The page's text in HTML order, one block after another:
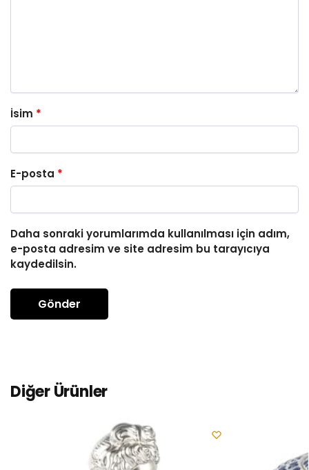
İsim *
E-posta *
Daha sonraki yorumlarımda kullanılması için adım,
e-posta adresim ve site adresim bu tarayıcıya
kaydedilsin.
Diğer Ürünler